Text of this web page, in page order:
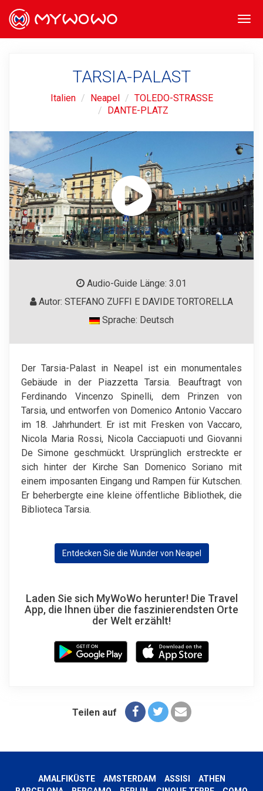
TARSIA-PALAST
Italien Neapel
TOLEDO-STRASSE
DANTE-PLATZ
Audio-Guide Länge: 3.01
Autor: STEFANO ZUFFI E DAVIDE TORTORELLA
Sprache: Deutsch
Der Tarsia-Palast in Neapel ist ein monumentales
Gebäude in der Piazzetta Tarsia. Beauftragt von
Ferdinando Vincenzo Spinelli, dem Prinzen von
Tarsia, und entworfen von Domenico Antonio Vaccaro
im 18. Jahrhundert. Er ist mit Fresken von Vaccaro,
Nicola Maria Rossi, Nicola Cacciapuoti und Giovanni
De Simone geschmückt. Ursprünglich erstreckte er
sich hinter der Kirche San Domenico Soriano mit
einem imposanten Eingang und Rampen für Kutschen.
Er beherbergte eine kleine öffentliche Bibliothek, die
Biblioteca Tarsia.
Entdecken Sie die Wunder von Neapel
Laden Sie sich MyWoWo herunter! Die Travel
App, die Ihnen über die faszinierendsten Orte
der Welt erzählt!
Teilen auf
AMALFIKÜSTE AMSTERDAM ASSISI
ATHEN